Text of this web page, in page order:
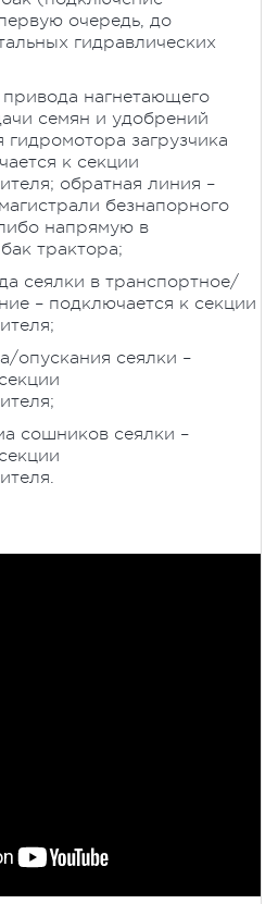
очередь, до
гидравлических
нагнетающего
семян и удобрений
загрузчика
к секции
обратная линия –
безнапорного
напрямую в
трактора;
сеялки в транспортное/
– подключается к секции
опускания сеялки –
сошников сеялки –